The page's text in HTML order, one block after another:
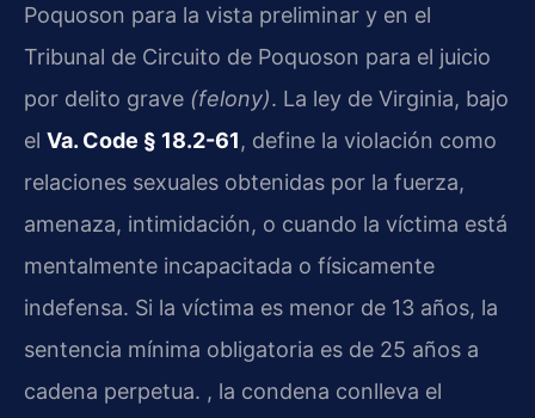
Poquoson para la vista preliminar y en el
Tribunal de Circuito de Poquoson para el juicio
por delito grave (felony). La ley de Virginia, bajo
el Va. Code § 18.2-61, define la violación como
relaciones sexuales obtenidas por la fuerza,
amenaza, intimidación, o cuando la víctima está
mentalmente incapacitada o físicamente
indefensa. Si la víctima es menor de 13 años, la
sentencia mínima obligatoria es de 25 años a
cadena perpetua. , la condena conlleva el